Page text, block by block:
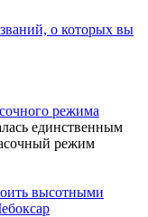
о которых вы
режима
единственным
режим
высотными